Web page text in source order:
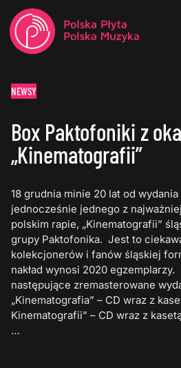
NEWSY
Box Paktofoniki z
„Kinematografii”
18 grudnia minie 20 lat od
jednocześnie jednego z
polskim rapie, „Kinematografii”
grupy Paktofonika. Jest to
kolekcjonerów i fanów śląskiej
nakład wynosi 2020
następujące zremasterowane
„Kinematografia” – CD wraz z
Kinematografii” – CD wraz z
…